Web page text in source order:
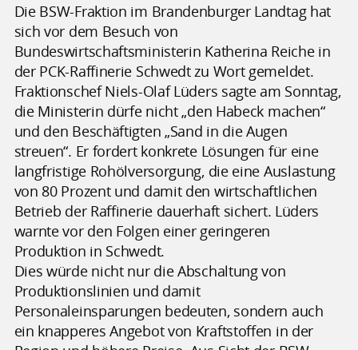
Die BSW-Fraktion im Brandenburger Landtag hat
sich vor dem Besuch von
Bundeswirtschaftsministerin Katherina Reiche in
der PCK-Raffinerie Schwedt zu Wort gemeldet.
Fraktionschef Niels-Olaf Lüders sagte am Sonntag,
die Ministerin dürfe nicht „den Habeck machen“
und den Beschäftigten „Sand in die Augen
streuen“. Er fordert konkrete Lösungen für eine
langfristige Rohölversorgung, die eine Auslastung
von 80 Prozent und damit den wirtschaftlichen
Betrieb der Raffinerie dauerhaft sichert. Lüders
warnte vor den Folgen einer geringeren
Produktion in Schwedt.
Dies würde nicht nur die Abschaltung von
Produktionslinien und damit
Personaleinsparungen bedeuten, sondern auch
ein knapperes Angebot von Kraftstoffen in der